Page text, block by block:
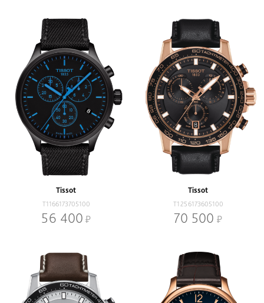
Tissot
T1166173705100
56 400
Tissot
T1256173605100
70 500